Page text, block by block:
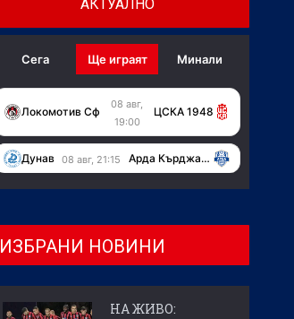
АКТУАЛНО
Сега Ще играят Минали
Локомотив Сф
08 авг,
19:00
ЦСКА 1948
Дунав 08 авг, 21:15 Арда Кърджали
ИЗБРАНИ НОВИНИ
НА ЖИВО: